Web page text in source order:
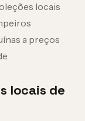
locais
a preços
locais de